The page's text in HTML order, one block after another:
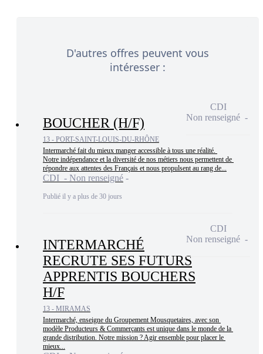
D'autres offres peuvent vous
intéresser :
BOUCHER (H/F)
13 - PORT-SAINT-LOUIS-DU-RHÔNE
Intermarché fait du mieux manger accessible à tous une réalité.
Notre indépendance et la diversité de nos métiers nous permettent de
répondre aux attentes des Français et nous propulsent au rang de...
CDI - Non renseigné
Publié il y a plus de 30 jours
CDI
Non renseigné
INTERMARCHÉ
RECRUTE SES FUTURS
APPRENTIS BOUCHERS
H/F
13 - MIRAMAS
Intermarché, enseigne du Groupement Mousquetaires, avec son
modèle Producteurs & Commerçants est unique dans le monde de la
grande distribution. Notre mission ? Agir ensemble pour placer le
mieux...
CDI
Non renseigné